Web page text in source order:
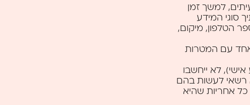
למשך זמן
סוגי המידע
הטלפון, מיקום,
עם המטרות
לא ייחשבו
רשאי לעשות בהם
אחריות שהיא